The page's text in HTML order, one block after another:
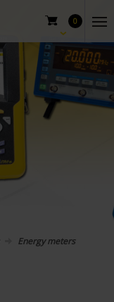
0
Energy meters